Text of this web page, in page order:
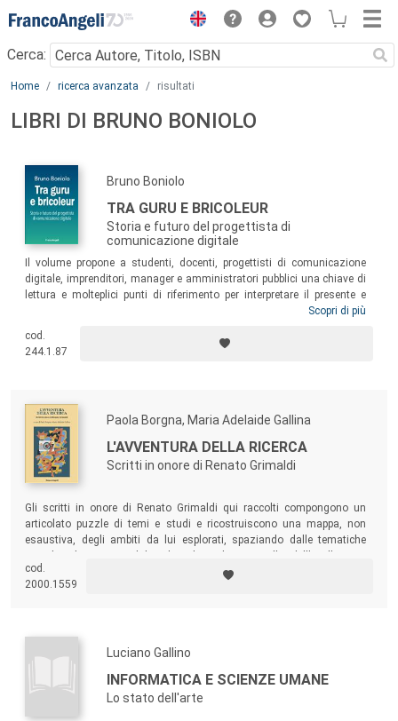
Menu
Cerca:
Main content
Home ricerca avanzata risultati
LIBRI DI BRUNO BONIOLO
Bruno Boniolo
TRA GURU E BRICOLEUR
Storia e futuro del progettista di
comunicazione digitale
Il volume propone a studenti, docenti, progettisti di comunicazione
digitale, imprenditori, manager e amministratori pubblici una chiave di
lettura e molteplici punti di riferimento per interpretare il presente e
. La sua lettura
interventi istituzionali che intendono cogliere appieno le opportunità
dell’innovazione digitale e, in ambito universitario, come guida alla
Scopri di più
cod.
244.1.87
Paola Borgna, Maria Adelaide Gallina
L'AVVENTURA DELLA RICERCA
Scritti in onore di Renato Grimaldi
Gli scritti in onore di Renato Grimaldi qui raccolti compongono un
articolato puzzle di temi e studi e ricostruiscono una mappa, non
esaustiva, degli ambiti da lui esplorati, spaziando dalle tematiche
Artificiale, sino a quelle della didattica innovativa e della robotica
educativa.
cod.
2000.1559
Luciano Gallino
INFORMATICA E SCIENZE UMANE
Lo stato dell'arte